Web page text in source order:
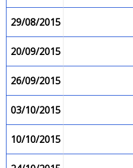
29/08/2015
20/09/2015
26/09/2015
03/10/2015
10/10/2015